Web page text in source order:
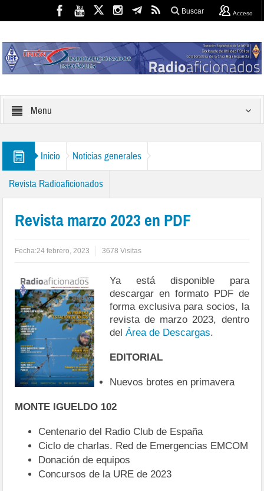
Buscar Acceso
Menu
Inicio Noticias generales
Revista Radioaficionados
Revista marzo 2023 en PDF
Fecha:24 febrero, 2023 3678 Visitas
Ya está disponible para
descargar en formato PDF de
forma exclusiva para socios, la
revista de marzo 2023, dentro
del Área de Descargas.
EDITORIAL
Nuevos brotes en primavera
MONTE IGUELDO 102
Centenario del Radio Club de España
Ciclo de charlas. Red de Emergencias EMCOM
Donación de equipos
Concursos de la URE de 2023